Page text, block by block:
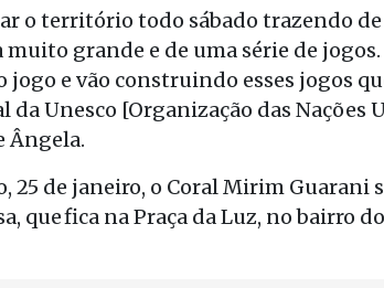
o território todo sábado trazendo de
grande e de uma série de jogos.
e vão construindo esses jogos
Unesco [Organização das Nações
Ângela.
25 de janeiro, o Coral Mirim Guarani
que fica na Praça da Luz, no bairro